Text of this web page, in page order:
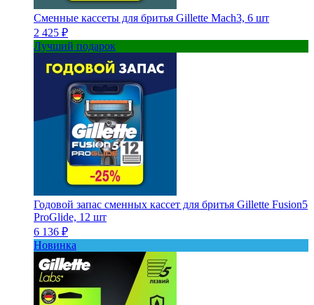
Сменные кассеты для бритья Gillette Mach3, 6 шт
2 425 ₽
Лучший подарок
Годовой запас сменных кассет для бритья Gillette Fusion5
ProGlide, 12 шт
6 136 ₽
Новинка